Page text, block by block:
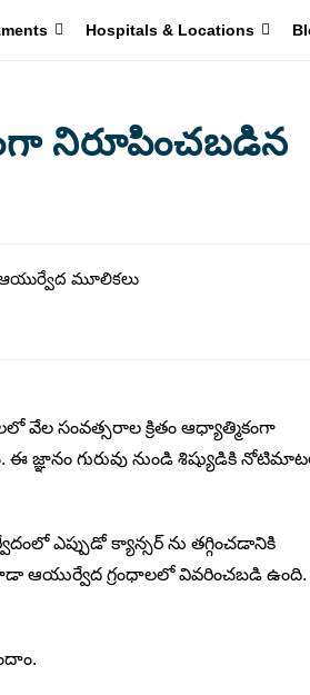
Hospitals & Locations
నిరూపించబడిన
సంవత్సరాల క్రితం ఆధ్యాత్మికంగా
జ్ఞానం గురువు నుండి శిష్యుడికి
ఎప్పుడో క్యాన్సర్ ను తగ్గించడానికి
ఆయుర్వేద గ్రంధాలలో వివరించబడి ఉంది.